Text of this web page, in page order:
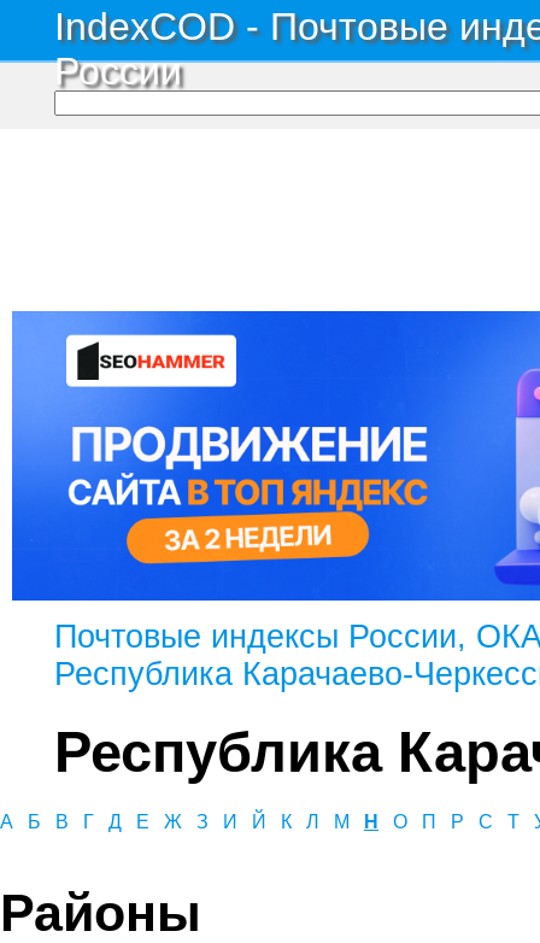
IndexCOD - Почтовые
России
Почтовые индексы России,
Республика Карачаево-
Республика
А Б В Г Д Е Ж З И Й К Л М Н О П Р С Т
Районы